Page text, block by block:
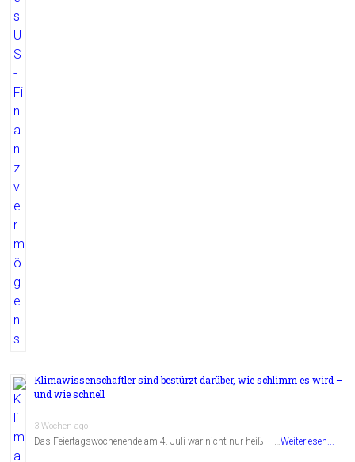
Klimawissenschaftler sind bestürzt darüber, wie schlimm es wird –
und wie schnell
3 Wochen ago
Das Feiertagswochenende am 4. Juli war nicht nur heiß – …Weiterlesen...